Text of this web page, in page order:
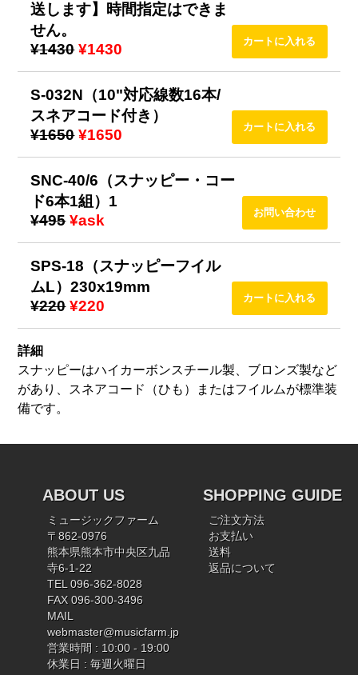
送します】時間指定はできま
せん。
¥1430 ¥1430
S-032N（10"対応線数16本/
スネアコード付き）
¥1650 ¥1650
SNC-40/6（スナッピー・コー
ド6本1組）1
¥495 ¥ask
SPS-18（スナッピーフイル
ムL）230x19mm
¥220 ¥220
詳細
スナッピーはハイカーボンスチール製、ブロンズ製など
があり、スネアコード（ひも）またはフイルムが標準装
備です。
ABOUT US
ミュージックファーム
〒862-0976
熊本県熊本市中央区九品
寺6-1-22
TEL 096-362-8028
FAX 096-300-3496
MAIL
webmaster@musicfarm.jp
営業時間 : 10:00 - 19:00
休業日 : 毎週火曜日
SHOPPING GUIDE
ご注文方法
お支払い
送料
返品について